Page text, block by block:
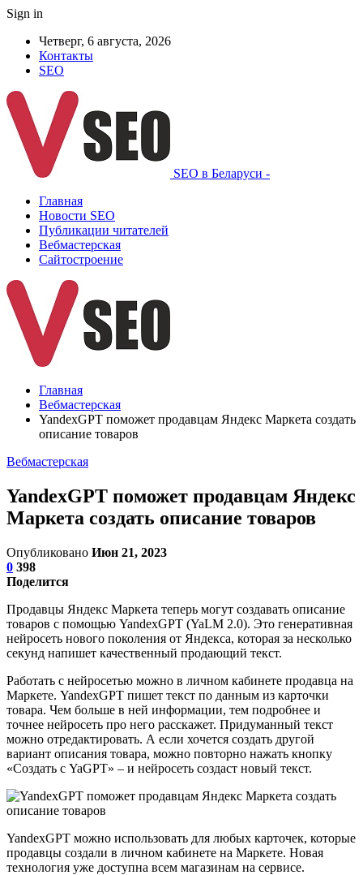
Sign in
Четверг, 6 августа, 2026
Контакты
SEO
SEO в Беларуси -
Главная
Новости SEO
Публикации читателей
Вебмастерская
Сайтостроение
Главная
Вебмастерская
YandexGPT поможет продавцам Яндекс Маркета создать
описание товаров
Вебмастерская
YandexGPT поможет продавцам Яндекс
Маркета создать описание товаров
Опубликовано Июн 21, 2023
0 398
Поделится
Продавцы Яндекс Маркета теперь могут создавать описание
товаров с помощью YandexGPT (YaLM 2.0). Это генеративная
нейросеть нового поколения от Яндекса, которая за несколько
секунд напишет качественный продающий текст.
Работать с нейросетью можно в личном кабинете продавца на
Маркете. YandexGPT пишет текст по данным из карточки
товара. Чем больше в ней информации, тем подробнее и
точнее нейросеть про него расскажет. Придуманный текст
можно отредактировать. А если хочется создать другой
вариант описания товара, можно повторно нажать кнопку
«Создать с YaGPT» – и нейросеть создаст новый текст.
YandexGPT можно использовать для любых карточек, которые
продавцы создали в личном кабинете на Маркете. Новая
технология уже доступна всем магазинам на сервисе.